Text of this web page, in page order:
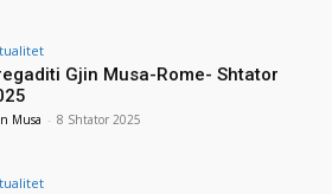
Gjin Musa-Rome- Shtator
Musa - 8 Shtator 2025